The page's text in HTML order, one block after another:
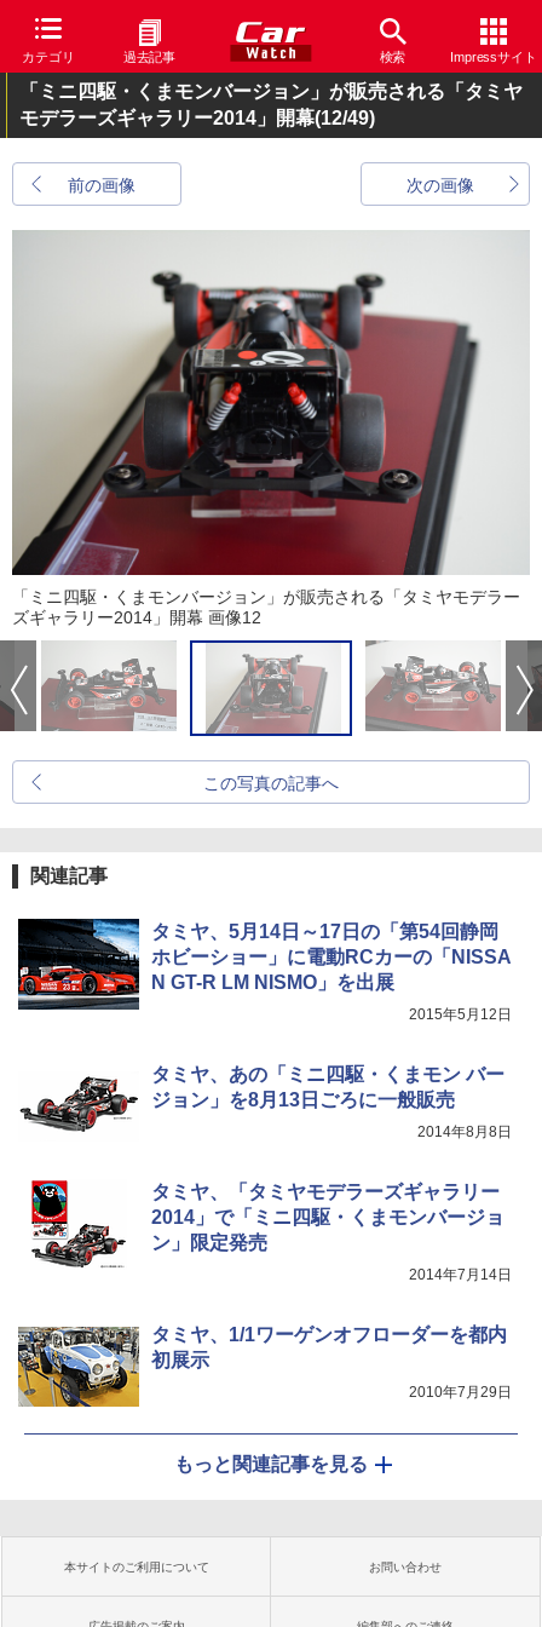
カテゴリ 過去記事 検索 Impressサイト
「ミニ四駆・くまモンバージョン」が販売される「タミヤ
モデラーズギャラリー2014」開幕(12/49)
前の画像 次の画像
「ミニ四駆・くまモンバージョン」が販売される「タミヤモデラー
ズギャラリー2014」開幕 画像12
この写真の記事へ
関連記事
タミヤ、5月14日～17日の「第54回静岡
ホビーショー」に電動RCカーの「NISSA
N GT-R LM NISMO」を出展
2015年5月12日
タミヤ、あの「ミニ四駆・くまモン バー
ジョン」を8月13日ごろに一般販売
2014年8月8日
タミヤ、「タミヤモデラーズギャラリー
2014」で「ミニ四駆・くまモンバージョ
ン」限定発売
2014年7月14日
タミヤ、1/1ワーゲンオフローダーを都内
初展示
2010年7月29日
もっと関連記事を見る
本サイトのご利用について お問い合わせ